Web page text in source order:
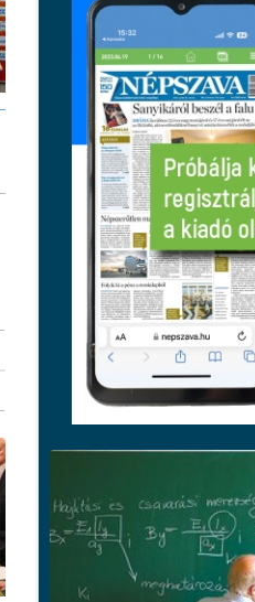
Magyar Péter:
szükség az
Régió
Tragikus
egy holttestet